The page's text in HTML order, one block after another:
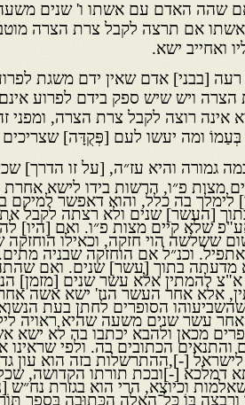
שהה האדם עם אשתו ו' שנים משעה
אם תרצה לקבל צרת הצרה
ואחייב ישא.
רעה [בבני] אדם שאין ידם משגת
ויש שיש ספק בידם לפרוע
אינה רוצה לקבל צרת הצרה, ומפני
בְּעַמוֹ ומה יעשו לעם [פְּקֻדָּה]
גמורה והיא עז״ה, [על זו הדרך]
מצות פ״ו, הרשות בידו לישא אחרת
בה כלל, והוא דאפשר למיקם
[העשר] שנים ולא רצתה לקבל
שלא קיים מצות פ״ו. ואם [היו]
ששלשה הוי חזקה, וכאילו הוחזקה
וכנ״ל אם הוחזקה שבניה
מדעתה בתוך [עשר] שנים. ואם
א"צ להמתין אלא עשר שנים [מזמן]
אלא אחר העשר הנז' ישא אשה
הסופרים לחתן בעת
עשר שנים משעה שהיא ראויה
מכאן ולהבא יכתבו בה לא ישא
הכתובים בה. ולפי שראינו
לישראל [-],ההתרשלות בזה הוא עון
דמלכא [-]ובכת תורתו הקדושה, שכל
וכיוצא, הרי הוא בגזרת נח״ש
בּוֹ כָּל־הָאָלָה הַכְּתוּבָה בְּסֵפֶר